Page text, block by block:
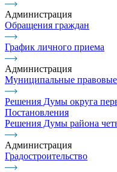
Администрация
Обращения граждан
График личного приема
Администрация
Муниципальные
Решения Думы округа
Постановления
Решения Думы района
Администрация
Градостроительство